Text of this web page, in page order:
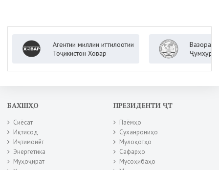
Агентии миллии иттилоотии
Тоҷикистон Ховар
Вазорати корҳои
Ҷумҳурии
БАХШҲО
Сиёсат
Иқтисод
Иҷтимоиёт
Энергетика
Муҳоҷират
ПРЕЗИДЕНТИ ҶТ
Паёмҳо
Суханрониҳо
Мулоқотҳо
Сафарҳо
Мусоҳибаҳо